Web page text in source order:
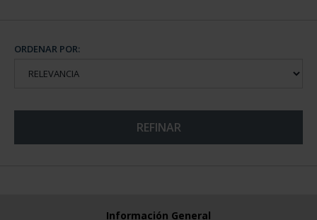
ORDENAR POR:
REFINAR
Información General